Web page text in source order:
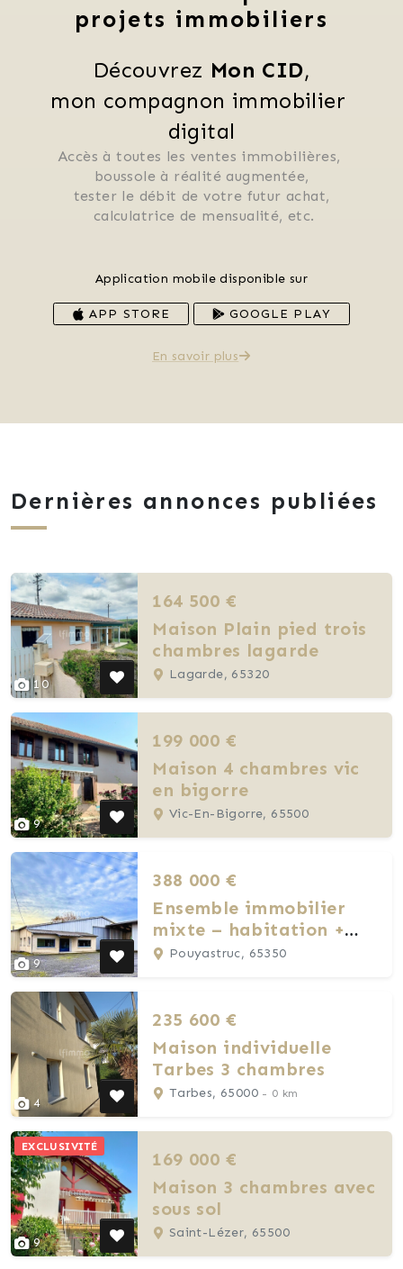
projets immobiliers
Découvrez Mon CID,
mon compagnon immobilier
digital
Accès à toutes les ventes immobilières,
boussole à réalité augmentée,
tester le débit de votre futur achat,
calculatrice de mensualité, etc.
Application mobile disponible sur
APP STORE GOOGLE PLAY
En savoir plus
Dernières annonces publiées
10
164 500 €
Maison Plain pied trois
chambres lagarde
Lagarde, 65320
9
199 000 €
Maison 4 chambres vic
en bigorre
Vic-En-Bigorre, 65500
9
388 000 €
Ensemble immobilier
mixte – habitation +
atelier
Pouyastruc, 65350
4
235 600 €
Maison individuelle
Tarbes 3 chambres
Tarbes, 65000 - 0 km
9
EXCLUSIVITÉ
169 000 €
Maison 3 chambres avec
sous sol
Saint-Lézer, 65500